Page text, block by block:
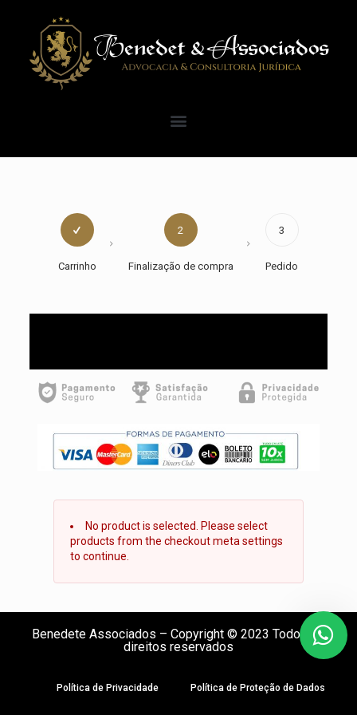
Carrinho
2
Finalização de compra
3
Pedido
No product is selected. Please select
products from the checkout meta settings
to continue.
Benedete Associados – Copyright © 2023 Todos os
direitos reservados
Política de Privacidade Política de Proteção de Dados